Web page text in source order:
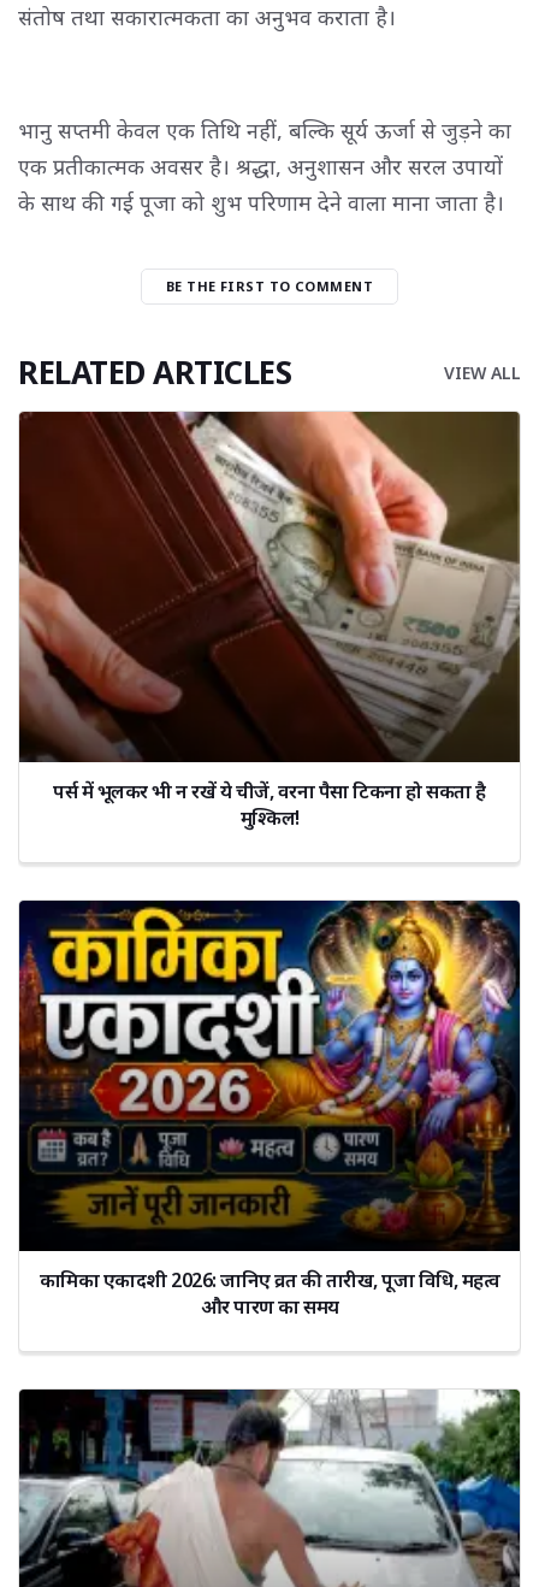
संतोष तथा सकारात्मकता का अनुभव कराता है।
भानु सप्तमी केवल एक तिथि नहीं, बल्कि सूर्य ऊर्जा से जुड़ने का
एक प्रतीकात्मक अवसर है। श्रद्धा, अनुशासन और सरल उपायों
के साथ की गई पूजा को शुभ परिणाम देने वाला माना जाता है।
BE THE FIRST TO COMMENT
RELATED ARTICLES VIEW ALL
पर्स में भूलकर भी न रखें ये चीजें, वरना पैसा टिकना हो सकता है
मुश्किल!
कामिका एकादशी 2026: जानिए व्रत की तारीख, पूजा विधि, महत्व
और पारण का समय